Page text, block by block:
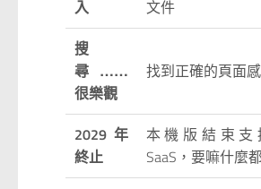
入
文件
搜
尋……
很樂觀
找到正確的頁面
2029 年
終止
本機版結束支
SaaS，要嘛什麼